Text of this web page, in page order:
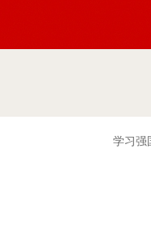
学习强